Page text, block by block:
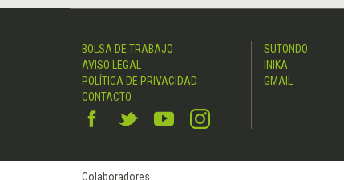
BOLSA DE TRABAJO
AVISO LEGAL
POLÍTICA DE PRIVACIDAD
CONTACTO
SUTONDO
INIKA
GMAIL
Colaboradores